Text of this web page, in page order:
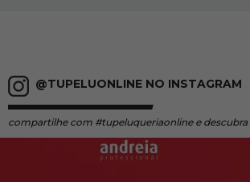
@TUPELUONLINE NO INSTAGRAM
compartilhe com #tupeluqueriaonline e